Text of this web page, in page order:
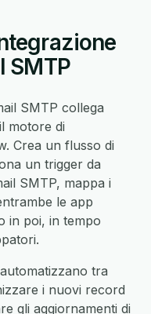
SMTP
SMTP collega
motore di
Crea un flusso di
un trigger da
SMTP, mappa i
le app
in poi, in tempo
tra
i nuovi record
gli aggiornamenti di